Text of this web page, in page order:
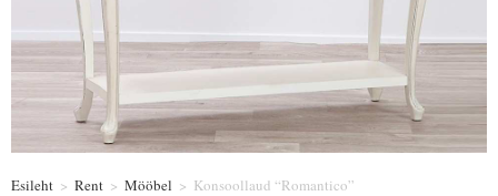
Esileht > Rent > Mööbel > Konsoollaud “Romantico”